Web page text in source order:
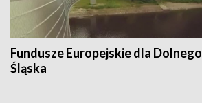
Fundusze Europejskie dla Dolnego
Śląska